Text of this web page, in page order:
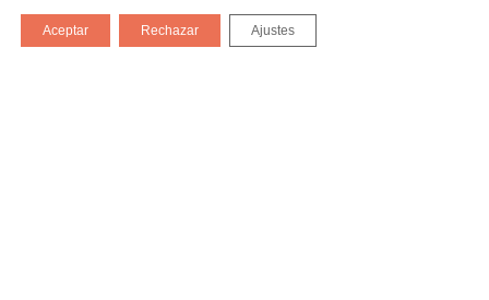
POLÍTICA DE CALIDAD
Aceptar Rechazar Ajustes